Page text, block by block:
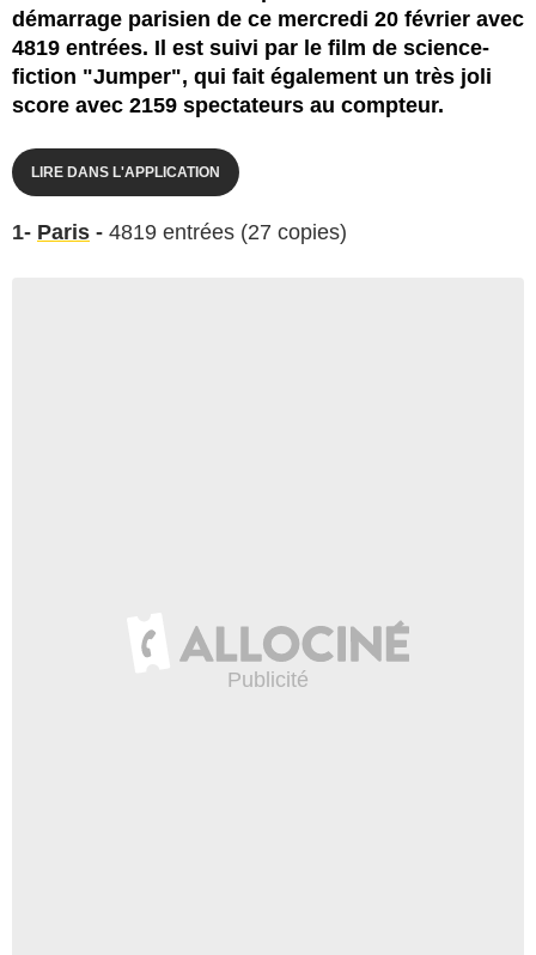
démarrage parisien de ce mercredi 20 février avec
4819 entrées. Il est suivi par le film de science-
fiction "Jumper", qui fait également un très joli
score avec 2159 spectateurs au compteur.
LIRE DANS L'APPLICATION
1- Paris - 4819 entrées (27 copies)